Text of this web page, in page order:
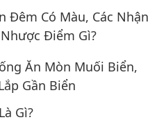
Đêm Có Màu, Các Nhận
Điểm Gì?
Ăn Mòn Muối Biển,
Gần Biển
Gì?